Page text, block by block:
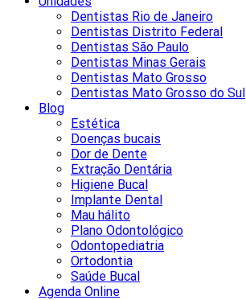
Dentistas Rio de Janeiro
Dentistas Distrito Federal
Dentistas São Paulo
Dentistas Minas Gerais
Dentistas Mato Grosso
Dentistas Mato Grosso do Sul
Blog
Estética
Doenças bucais
Dor de Dente
Extração Dentária
Higiene Bucal
Implante Dental
Mau hálito
Plano Odontológico
Odontopediatria
Ortodontia
Saúde Bucal
Agenda Online